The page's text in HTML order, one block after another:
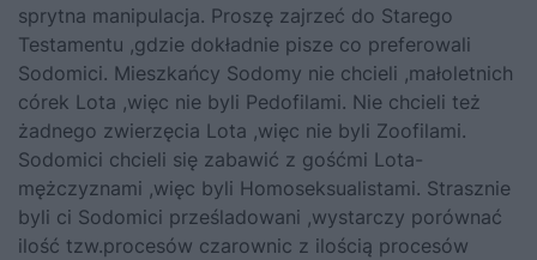
sprytna manipulacja. Proszę zajrzeć do Starego
Testamentu ,gdzie dokładnie pisze co preferowali
Sodomici. Mieszkańcy Sodomy nie chcieli ,małoletnich
córek Lota ,więc nie byli Pedofilami. Nie chcieli też
żadnego zwierzęcia Lota ,więc nie byli Zoofilami.
Sodomici chcieli się zabawić z gośćmi Lota-
mężczyznami ,więc byli Homoseksualistami. Strasznie
byli ci Sodomici prześladowani ,wystarczy porównać
ilość tzw.procesów czarownic z ilością procesów